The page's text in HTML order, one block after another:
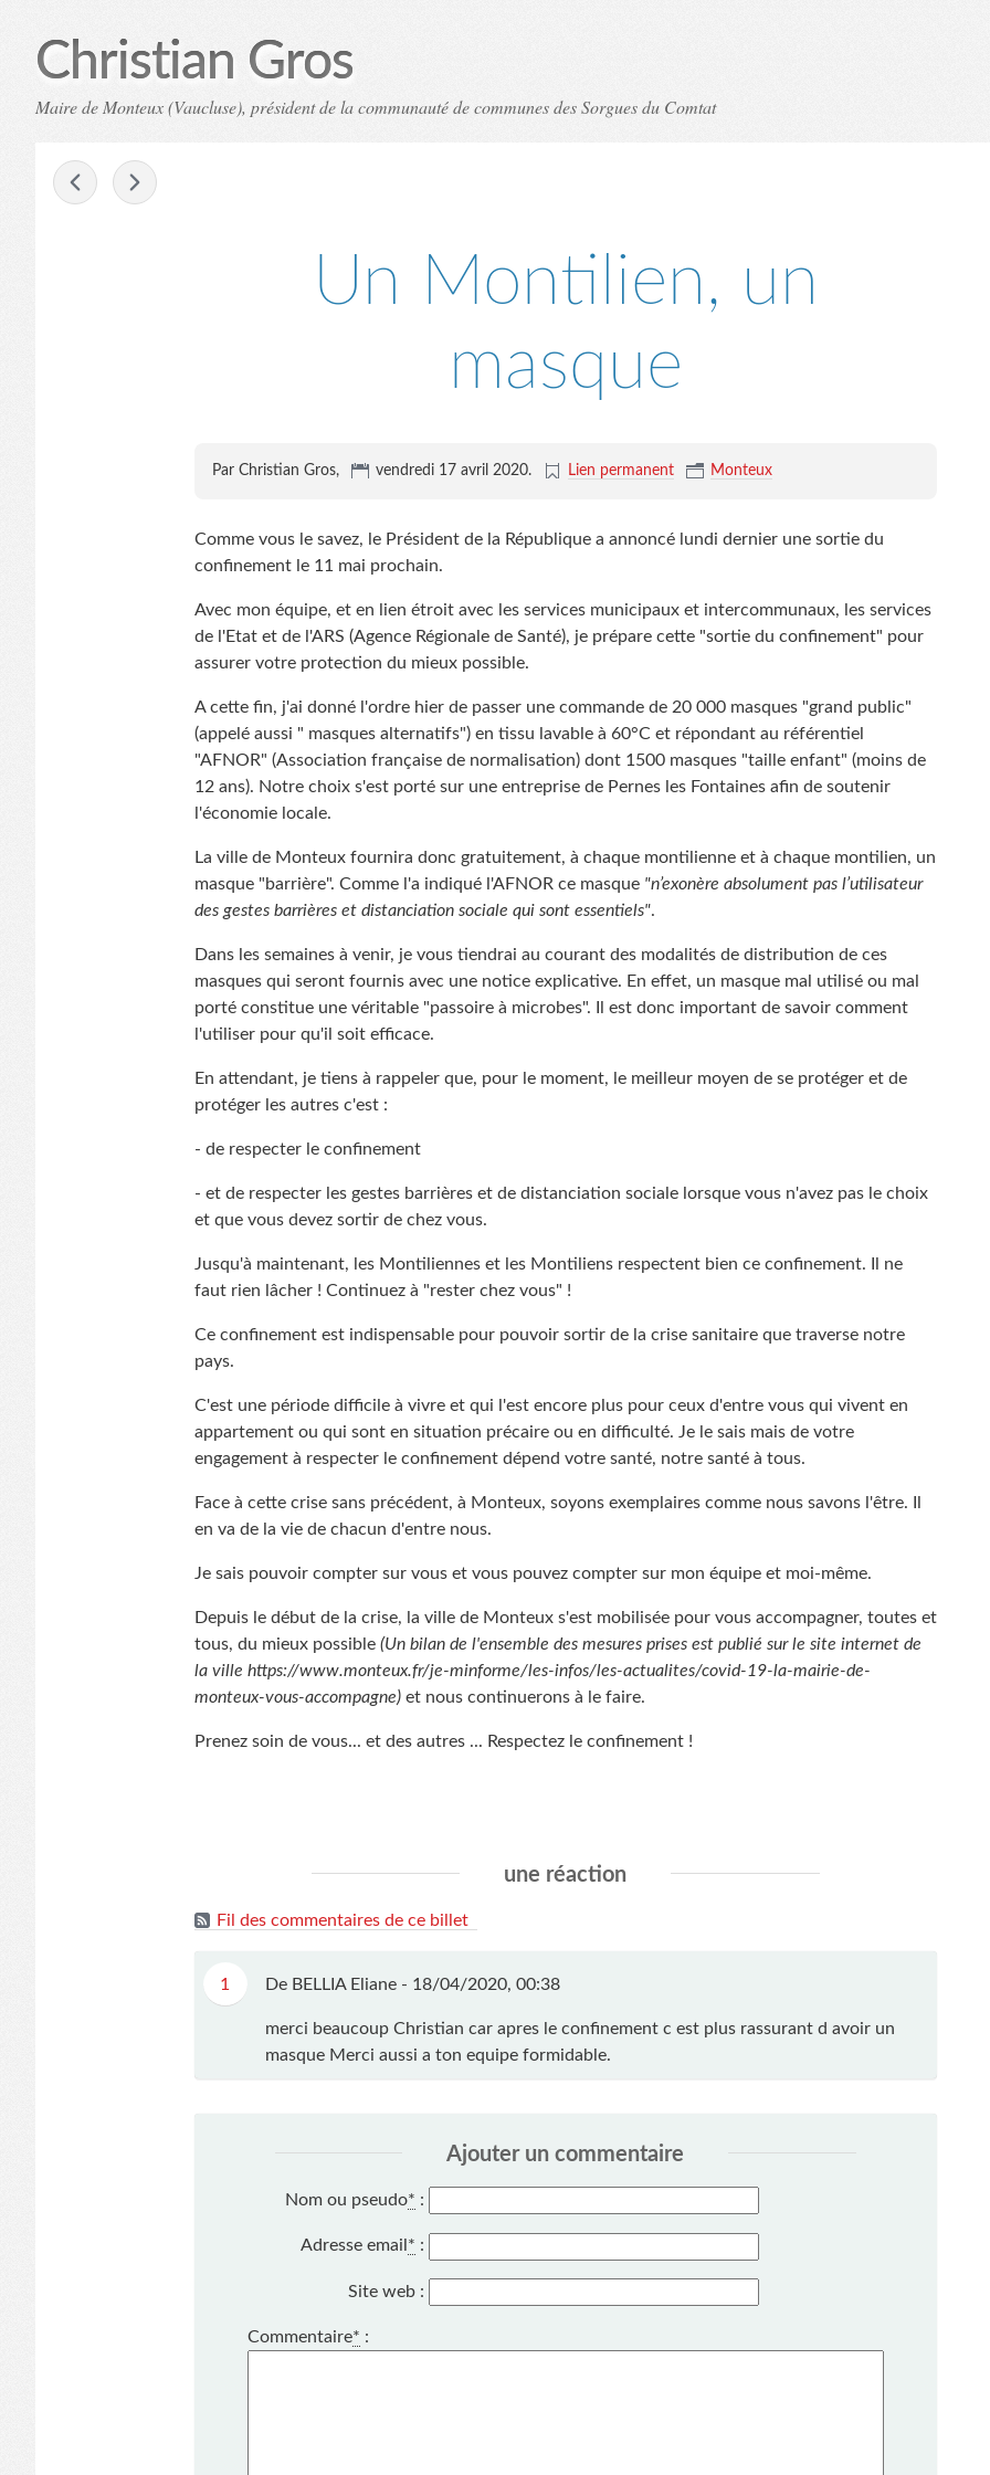
Christian Gros
Maire de Monteux (Vaucluse), président de la communauté de communes des Sorgues du Comtat
Un Montilien, un
masque
Par Christian Gros, vendredi 17 avril 2020. Lien permanent Monteux
Comme vous le savez, le Président de la République a annoncé lundi dernier une sortie du
confinement le 11 mai prochain.
Avec mon équipe, et en lien étroit avec les services municipaux et intercommunaux, les services
de l'Etat et de l'ARS (Agence Régionale de Santé), je prépare cette "sortie du confinement" pour
assurer votre protection du mieux possible.
A cette fin, j'ai donné l'ordre hier de passer une commande de 20 000 masques "grand public"
(appelé aussi " masques alternatifs") en tissu lavable à 60°C et répondant au référentiel
"AFNOR" (Association française de normalisation) dont 1500 masques "taille enfant" (moins de
12 ans). Notre choix s'est porté sur une entreprise de Pernes les Fontaines afin de soutenir
l'économie locale.
La ville de Monteux fournira donc gratuitement, à chaque montilienne et à chaque montilien, un
masque "barrière". Comme l'a indiqué l'AFNOR ce masque "n’exonère absolument pas l’utilisateur
des gestes barrières et distanciation sociale qui sont essentiels".
Dans les semaines à venir, je vous tiendrai au courant des modalités de distribution de ces
masques qui seront fournis avec une notice explicative. En effet, un masque mal utilisé ou mal
porté constitue une véritable "passoire à microbes". Il est donc important de savoir comment
l'utiliser pour qu'il soit efficace.
En attendant, je tiens à rappeler que, pour le moment, le meilleur moyen de se protéger et de
protéger les autres c'est :
- de respecter le confinement
- et de respecter les gestes barrières et de distanciation sociale lorsque vous n'avez pas le choix
et que vous devez sortir de chez vous.
Jusqu'à maintenant, les Montiliennes et les Montiliens respectent bien ce confinement. Il ne
faut rien lâcher ! Continuez à "rester chez vous" !
Ce confinement est indispensable pour pouvoir sortir de la crise sanitaire que traverse notre
pays.
C'est une période difficile à vivre et qui l'est encore plus pour ceux d'entre vous qui vivent en
appartement ou qui sont en situation précaire ou en difficulté. Je le sais mais de votre
engagement à respecter le confinement dépend votre santé, notre santé à tous.
Face à cette crise sans précédent, à Monteux, soyons exemplaires comme nous savons l'être. Il
en va de la vie de chacun d'entre nous.
Je sais pouvoir compter sur vous et vous pouvez compter sur mon équipe et moi-même.
Depuis le début de la crise, la ville de Monteux s'est mobilisée pour vous accompagner, toutes et
tous, du mieux possible (Un bilan de l'ensemble des mesures prises est publié sur le site internet de
la ville https://www.monteux.fr/je-minforme/les-infos/les-actualites/covid-19-la-mairie-de-
monteux-vous-accompagne)et nous continuerons à le faire.
Prenez soin de vous... et des autres ... Respectez le confinement !
une réaction
Fil des commentaires de ce billet
1 De BELLIA Eliane - 18/04/2020, 00:38
merci beaucoup Christian car apres le confinement c est plus rassurant d avoir un
masque Merci aussi a ton equipe formidable.
Ajouter un commentaire
Nom ou pseudo* :
Adresse email * :
Site web :
Commentaire* :